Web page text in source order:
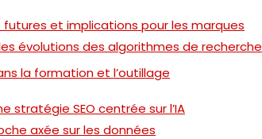
futures et implications pour les marques
évolutions des algorithmes de recherche
la formation et l’outillage
stratégie SEO centrée sur l’IA
axée sur les données